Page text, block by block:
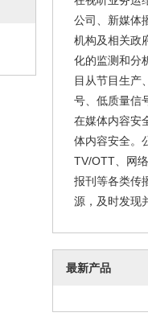
公司、新媒体
机构及相关政
化的监测和分
目从节目生产
号、低质量信
在媒体内容安
体内容安全。
TV/OTT、网
报刊等各类传
源，及时发现
最新产品